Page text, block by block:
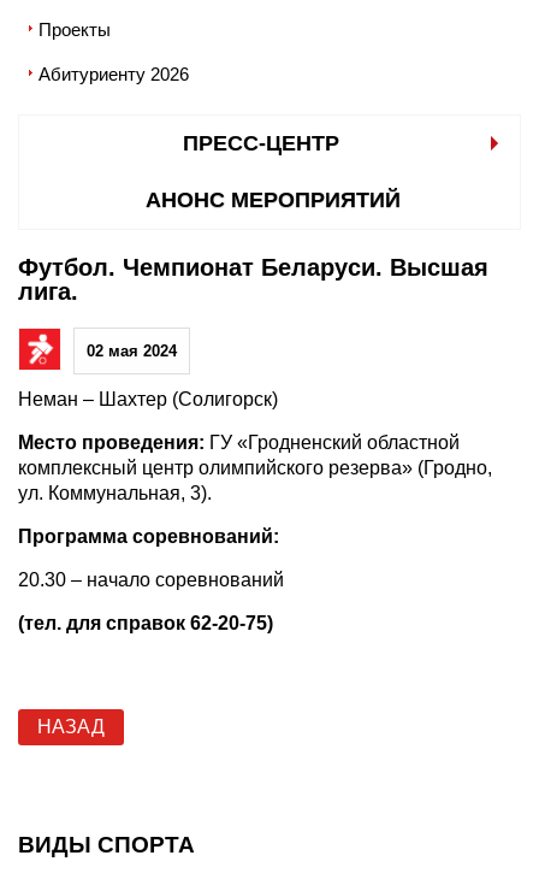
Проекты
Абитуриенту 2026
ПРЕСС-ЦЕНТР
АНОНС МЕРОПРИЯТИЙ
Футбол. Чемпионат Беларуси. Высшая
лига.
02 мая 2024
Неман – Шахтер (Солигорск)
Место проведения: ГУ «Гродненский областной
комплексный центр олимпийского резерва» (Гродно,
ул. Коммунальная, 3).
Программа соревнований:
20.30 – начало соревнований
(тел. для справок 62-20-75)
НАЗАД
ВИДЫ СПОРТА